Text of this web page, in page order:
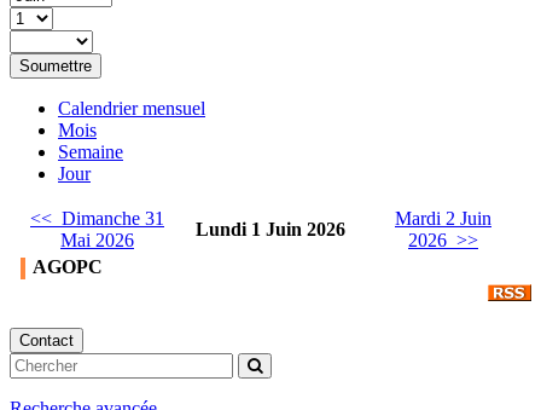
Soumettre
Calendrier mensuel
Mois
Semaine
Jour
<< Dimanche 31
Mai 2026
Lundi 1 Juin 2026
Mardi 2 Juin
2026 >>
AGOPC
Contact